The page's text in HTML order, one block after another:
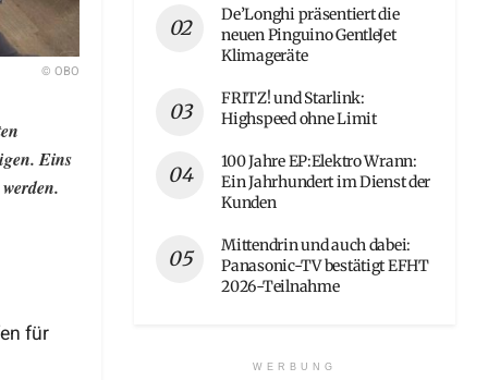
© OBO
Eins
für
De’Longhi präsentiert die
neuen Pinguino GentleJet
Klimageräte
FRITZ! und Starlink:
Highspeed ohne Limit
100 Jahre EP:Elektro Wrann:
Ein Jahrhundert im Dienst der
Kunden
Mittendrin und auch dabei:
Panasonic-TV bestätigt EFHT
2026-Teilnahme
WERBUNG